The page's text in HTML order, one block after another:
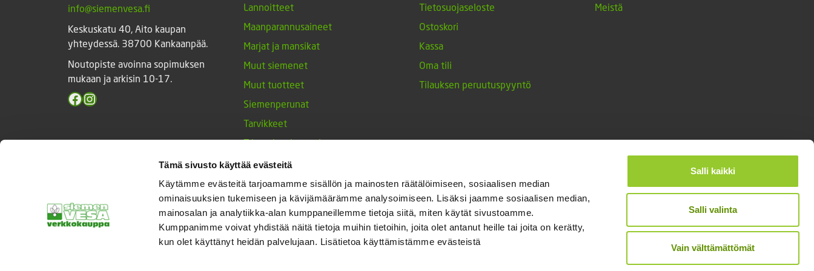
Tämä sivusto käyttää evästeitä
Käytämme evästeitä tarjoamamme sisällön ja mainosten räätälöimiseen, sosiaalisen median
ominaisuuksien tukemiseen ja kävijämäärämme analysoimiseen. Lisäksi jaamme sosiaalisen median,
mainosalan ja analytiikka-alan kumppaneillemme tietoja siitä, miten käytät sivustoamme.
Kumppanimme voivat yhdistää näitä tietoja muihin tietoihin, joita olet antanut heille tai joita on kerätty,
kun olet käyttänyt heidän palvelujaan. Lisätietoa käyttämistämme evästeistä
Salli kaikki
Salli valinta
Vain välttämättömät
info@siemenvesa.fi
Keskuskatu 40, Aito kaupan
yhteydessä. 38700 Kankaanpää.
Noutopiste avoinna sopimuksen
mukaan ja arkisin 10-17.
Facebook
Instagram
Lannoitteet
Maanparannusaineet
Marjat ja mansikat
Muut siemenet
Muut tuotteet
Siemenperunat
Tarvikkeet
Triumph-tulppaanit
Vihannesten siemenet
Yrtit ja maustekasvit
Tietosuojaseloste
Ostoskori
Kassa
Oma tili
Tilauksen peruutuspyyntö
Meistä
Designed and Released by Rock My Business®
© Siemenvesa